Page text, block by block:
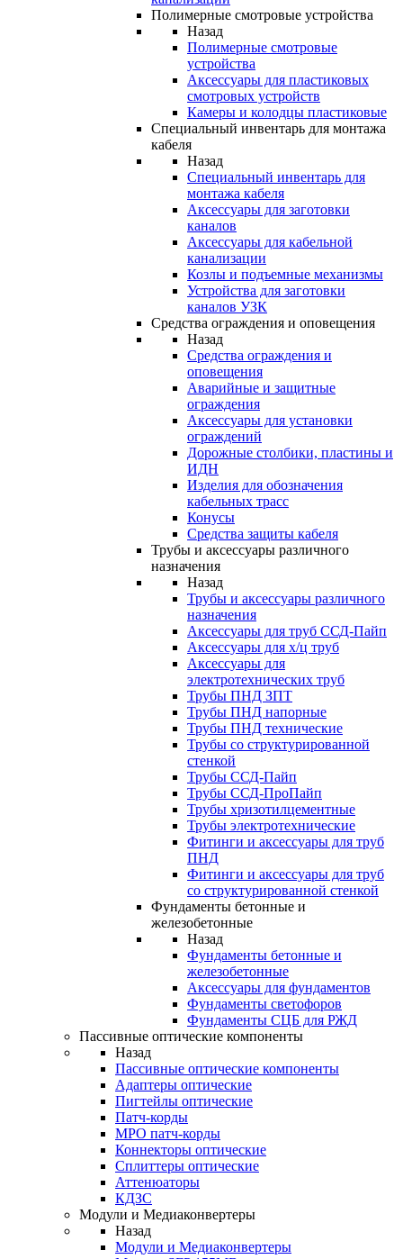
Полимерные смотровые устройства
Назад
Полимерные смотровые
устройства
Аксессуары для пластиковых
смотровых устройств
Камеры и колодцы пластиковые
Специальный инвентарь для монтажа
кабеля
Назад
Специальный инвентарь для
монтажа кабеля
Аксессуары для заготовки
каналов
Аксессуары для кабельной
канализации
Козлы и подъемные механизмы
Устройства для заготовки
каналов УЗК
Средства ограждения и оповещения
Назад
Средства ограждения и
оповещения
Аварийные и защитные
ограждения
Аксессуары для установки
ограждений
Дорожные столбики, пластины и
ИДН
Изделия для обозначения
кабельных трасс
Конусы
Средства защиты кабеля
Трубы и аксессуары различного
назначения
Назад
Трубы и аксессуары различного
назначения
Аксессуары для труб ССД-Пайп
Аксессуары для х/ц труб
Аксессуары для
электротехнических труб
Трубы ПНД ЗПТ
Трубы ПНД напорные
Трубы ПНД технические
Трубы со структурированной
стенкой
Трубы ССД-Пайп
Трубы ССД-ПроПайп
Трубы хризотилцементные
Трубы электротехнические
Фитинги и аксессуары для труб
ПНД
Фитинги и аксессуары для труб
со структурированной стенкой
Фундаменты бетонные и
железобетонные
Назад
Фундаменты бетонные и
железобетонные
Аксессуары для фундаментов
Фундаменты светофоров
Фундаменты СЦБ для РЖД
Пассивные оптические компоненты
Назад
Пассивные оптические компоненты
Адаптеры оптические
Пигтейлы оптические
Патч-корды
MPO патч-корды
Коннекторы оптические
Сплиттеры оптические
Аттенюаторы
КДЗС
Модули и Медиаконвертеры
Назад
Модули и Медиаконвертеры